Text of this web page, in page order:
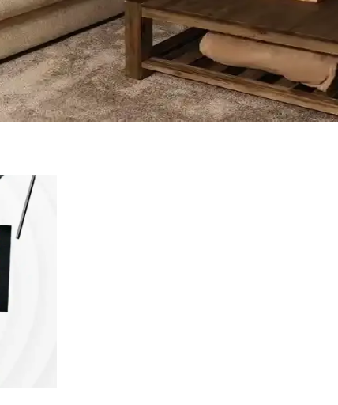
Kişisel ve Estetik Dönüşümü
gibi küçük ama etkili dokunuşlar, mekanların kişisel ve
Teknikleriyle Alanı Genişletme
seçimleriyle denge ve katmanlama sağlanarak alan görsel